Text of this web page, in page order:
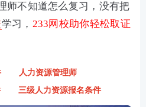
师不知道怎么复习，没有把
学习， 233网校助你轻松取证
人力资源管理师
三级人力资源报名条件